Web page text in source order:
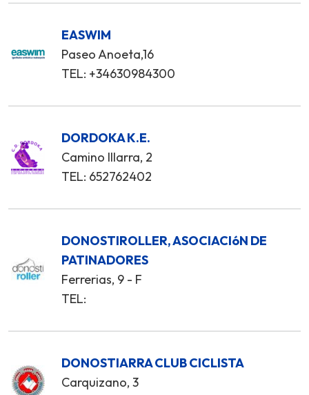
EASWIM
Paseo Anoeta,16
TEL: +34630984300
DORDOKA K.E.
Camino Illarra, 2
TEL: 652762402
DONOSTIROLLER, ASOCIACIóN DE
PATINADORES
Ferrerias, 9 - F
TEL:
DONOSTIARRA CLUB CICLISTA
Carquizano, 3